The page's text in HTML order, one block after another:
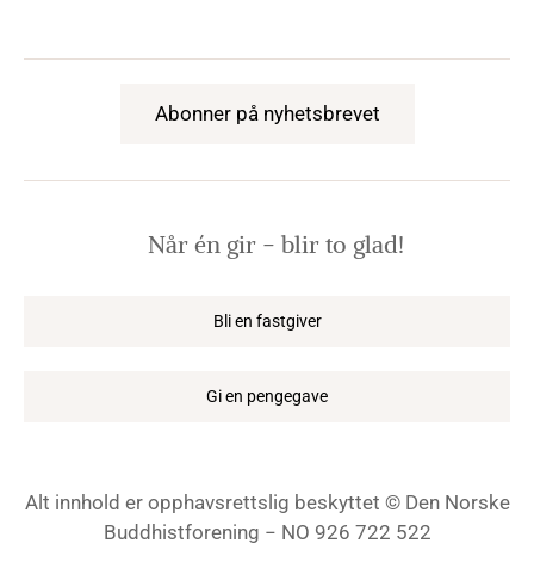
Abonner på nyhetsbrevet
Når én gir − blir to glad!
Bli en fastgiver
Gi en pengegave
Alt innhold er opphavsrettslig beskyttet © Den Norske
Buddhistforening − NO 926 722 522